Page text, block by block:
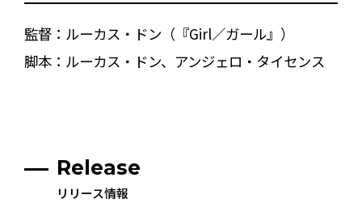
監督：ルーカス・ドン（『Girl／ガール』）
脚本：ルーカス・ドン、アンジェロ・タイセンス
Release
リリース情報